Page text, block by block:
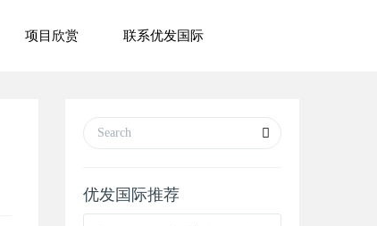
项目欣赏 联系优发国际
优发国际推荐